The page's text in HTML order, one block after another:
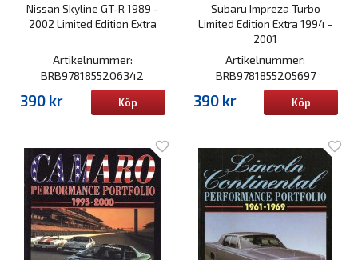
Nissan Skyline GT-R 1989 -
2002 Limited Edition Extra
Artikelnummer:
BRB9781855206342
390 kr Köp
Subaru Impreza Turbo
Limited Edition Extra 1994 -
2001
Artikelnummer:
BRB9781855205697
390 kr Köp